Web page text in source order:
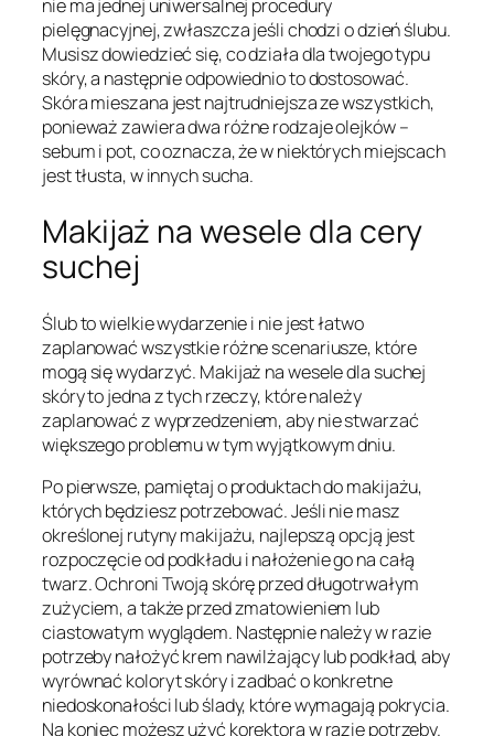
nie ma jednej uniwersalnej procedury
pielęgnacyjnej, zwłaszcza jeśli chodzi o dzień ślubu.
Musisz dowiedzieć się, co działa dla twojego typu
skóry, a następnie odpowiednio to dostosować.
Skóra mieszana jest najtrudniejsza ze wszystkich,
ponieważ zawiera dwa różne rodzaje olejków –
sebum i pot, co oznacza, że w niektórych miejscach
jest tłusta, w innych sucha.
Makijaż na wesele dla cery
suchej
Ślub to wielkie wydarzenie i nie jest łatwo
zaplanować wszystkie różne scenariusze, które
mogą się wydarzyć. Makijaż na wesele dla suchej
skóry to jedna z tych rzeczy, które należy
zaplanować z wyprzedzeniem, aby nie stwarzać
większego problemu w tym wyjątkowym dniu.
Po pierwsze, pamiętaj o produktach do makijażu,
których będziesz potrzebować. Jeśli nie masz
określonej rutyny makijażu, najlepszą opcją jest
rozpoczęcie od podkładu i nałożenie go na całą
twarz. Ochroni Twoją skórę przed długotrwałym
zużyciem, a także przed zmatowieniem lub
ciastowatym wyglądem. Następnie należy w razie
potrzeby nałożyć krem nawilżający lub podkład, aby
wyrównać koloryt skóry i zadbać o konkretne
niedoskonałości lub ślady, które wymagają pokrycia.
Na koniec możesz użyć korektora w razie potrzeby.